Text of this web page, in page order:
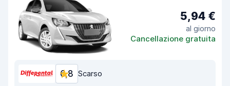
5,94 €
al giorno
Cancellazione gratuita
6,8 Scarso